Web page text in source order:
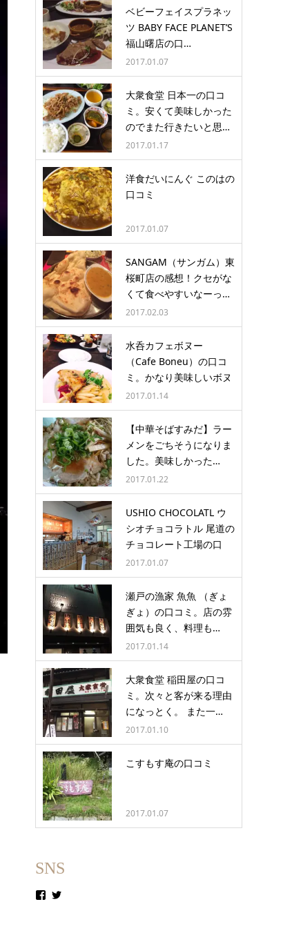
ベビーフェイスプラネッ
ツ BABY FACE PLANET’S
福山曙店の口…
2017.01.07
大衆食堂 日本一の口コ
ミ。安くて美味しかった
のでまた行きたいと思…
2017.01.17
洋食だいにんぐ このはの
口コミ
2017.01.07
SANGAM（サンガム）東
桜町店の感想！クセがな
くて食べやすいなーっ…
2017.02.03
水呑カフェボヌー
（Cafe Boneu）の口コ
ミ。かなり美味しいボヌ
ーチ…
2017.01.14
【中華そばすみだ】ラー
メンをごちそうになりま
した。美味しかった…
2017.01.22
USHIO CHOCOLATL ウ
シオチョコラトル 尾道の
チョコレート工場の口
コ…
2017.01.07
瀬戸の漁家 魚魚 （ぎょ
ぎょ）の口コミ。店の雰
囲気も良く、料理も…
2017.01.14
大衆食堂 稲田屋の口コ
ミ。次々と客が来る理由
になっとく。 また一…
2017.01.10
こすもす庵の口コミ
2017.01.07
SNS